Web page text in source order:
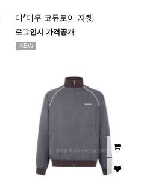
미*미우 코듀로이 자켓
로그인시 가격공개
NEW